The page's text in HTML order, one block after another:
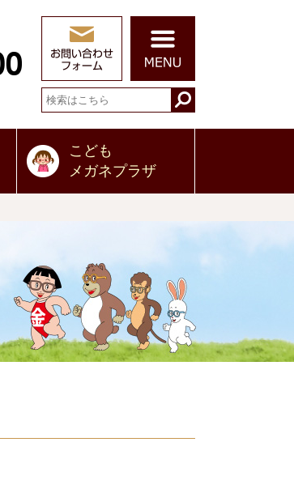
こども
メガネプラザ